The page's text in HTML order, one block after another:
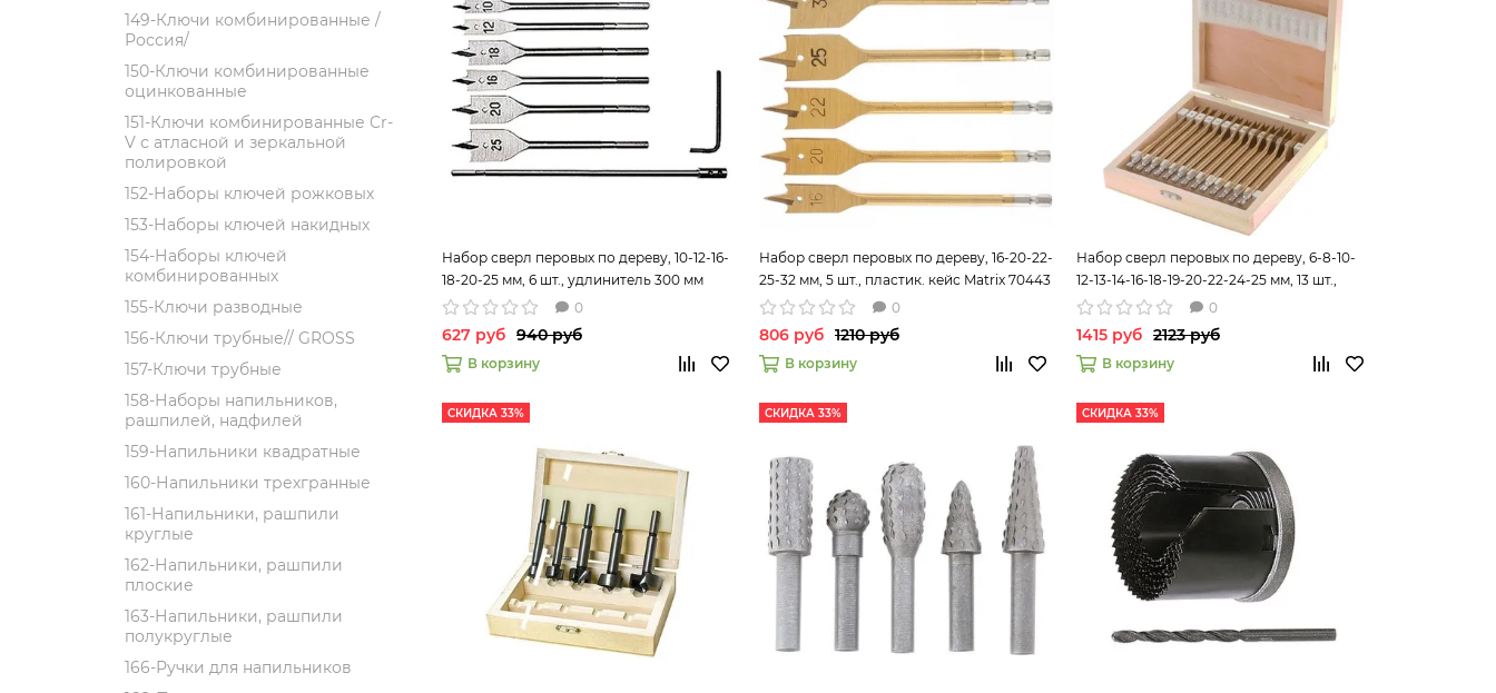
149-Ключи комбинированные /
Россия/
150-Ключи комбинированные
оцинкованные
151-Ключи комбинированные Cr-
V с атласной и зеркальной
полировкой
152-Наборы ключей рожковых
153-Наборы ключей накидных
154-Наборы ключей
комбинированных
155-Ключи разводные
156-Ключи трубные// GROSS
157-Ключи трубные
158-Наборы напильников,
рашпилей, надфилей
159-Напильники квадратные
160-Напильники трехгранные
161-Напильники, рашпили
круглые
162-Напильники, рашпили
плоские
163-Напильники, рашпили
полукруглые
166-Ручки для напильников
Набор сверл перовых по дереву, 10-12-16-
18-20-25 мм, 6 шт., удлинитель 300 мм
Matrix 70406
0
627 руб 940 руб
В корзину
Набор сверл перовых по дереву, 16-20-22-
25-32 мм, 5 шт., пластик. кейс Matrix 70443
0
806 руб 1210 руб
В корзину
Набор сверл перовых по дереву, 6-8-10-
12-13-14-16-18-19-20-22-24-25 мм, 13 шт.,
дерев. кейс Matrix 70442
0
1415 руб 2123 руб
В корзину
СКИДКА 33% СКИДКА 33% СКИДКА 33%